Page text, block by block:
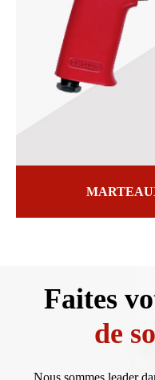
Faites
de
Nous sommes leader